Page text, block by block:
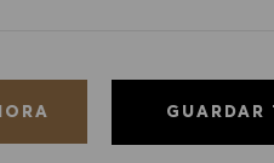
GUARDAR